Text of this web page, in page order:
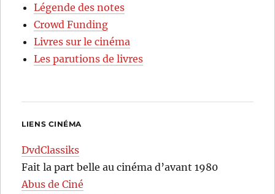
Légende des notes
Crowd Funding
Livres sur le cinéma
Les parutions de livres
LIENS CINÉMA
DvdClassiks
Fait la part belle au cinéma d’avant 1980
Abus de Ciné